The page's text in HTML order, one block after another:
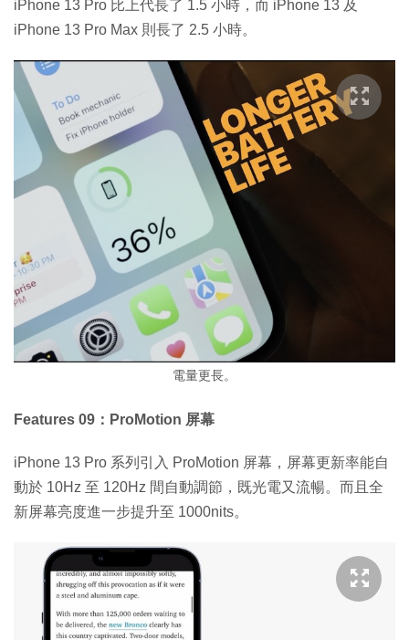
iPhone 13 Pro 比上代長了 1.5 小時，而 iPhone 13 及
iPhone 13 Pro Max 則長了 2.5 小時。
電量更長。
Features 09：ProMotion 屏幕
iPhone 13 Pro 系列引入 ProMotion 屏幕，屏幕更新率能自
動於 10Hz 至 120Hz 間自動調節，既光電又流暢。而且全
新屏幕亮度進一步提升至 1000nits。